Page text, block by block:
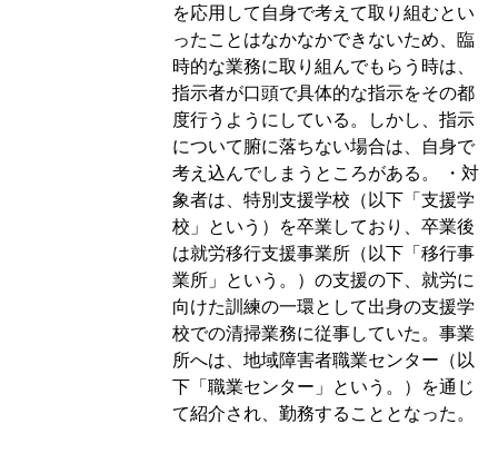
を応用して自身で考えて取り組むとい
ったことはなかなかできないため、臨
時的な業務に取り組んでもらう時は、
指示者が口頭で具体的な指示をその都
度行うようにしている。しかし、指示
について腑に落ちない場合は、自身で
考え込んでしまうところがある。
・対
象者は、特別支援学校（以下「支援学
校」という）を卒業しており、卒業後
は就労移行支援事業所（以下「移行事
業所」という。）の支援の下、就労に
向けた訓練の一環として出身の支援学
校での清掃業務に従事していた。事業
所へは、地域障害者職業センター（以
下「職業センター」という。）を通じ
て紹介され、勤務することとなった。